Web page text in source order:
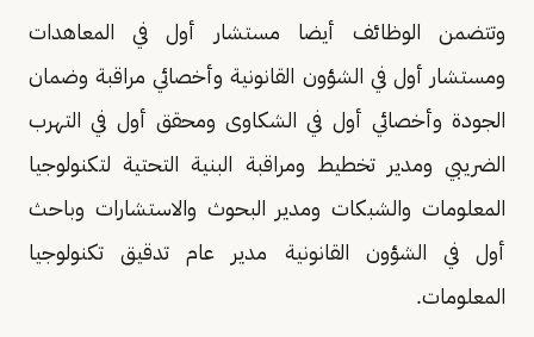
وتتضمن الوظائف أيضا مستشار أول في المعاهدات
ومستشار أول في الشؤون القانونية وأخصائي مراقبة وضمان
الجودة وأخصائي أول في الشكاوى ومحقق أول في التهرب
الضريبي ومدير تخطيط ومراقبة البنية التحتية لتكنولوجيا
المعلومات والشبكات ومدير البحوث والاستشارات وباحث
أول في الشؤون القانونية مدير عام تدقيق تكنولوجيا
المعلومات.